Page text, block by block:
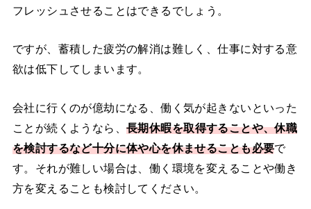
フレッシュさせることはできるでしょう。
ですが、蓄積した疲労の解消は難しく、仕事に対する意
欲は低下してしまいます。
会社に行くのが億劫になる、働く気が起きないといった
ことが続くようなら、長期休暇を取得することや、休職
を検討するなど十分に体や心を休ませることも必要で
す。それが難しい場合は、働く環境を変えることや働き
方を変えることも検討してください。